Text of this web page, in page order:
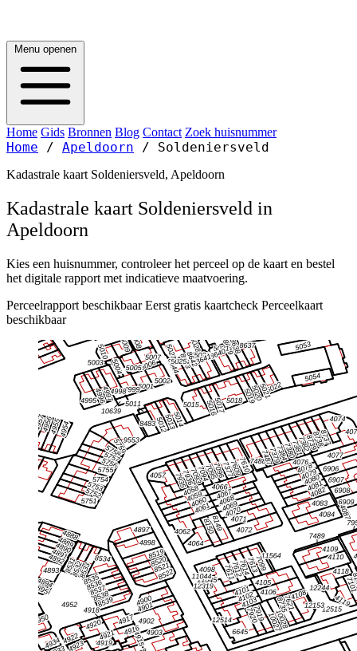
Menu openen
Home Gids Bronnen Blog Contact Zoek huisnummer
Home / Apeldoorn / Soldeniersveld
Kadastrale kaart Soldeniersveld, Apeldoorn
Kadastrale kaart Soldeniersveld in
Apeldoorn
Kies een huisnummer, controleer het perceel op de kaart en bestel
het digitale rapport met indicatieve maatvoering.
Perceelrapport beschikbaar Eerst gratis kaartcheck Perceelkaart
beschikbaar